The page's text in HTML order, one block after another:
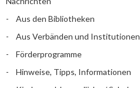
Aus den Bibliotheken
Aus Verbänden und Institutionen
Förderprogramme
Hinweise, Tipps, Informationen